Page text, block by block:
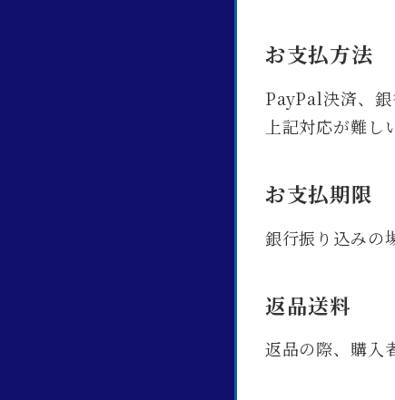
お支払方法
PayPal決済、銀
上記対応が難し
お支払期限
銀行振り込みの
返品送料
返品の際、購入